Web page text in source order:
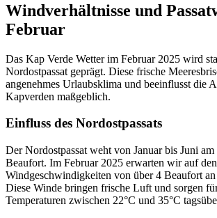
Windverhältnisse und
Februar
Das Kap Verde Wetter im Februar 2025 wird
Nordostpassat geprägt. Diese frische
angenehmes Urlaubsklima und beeinflusst die
Kapverden maßgeblich.
Einfluss des Nordostpassats
Der Nordostpassat weht von Januar bis Juni
Beaufort. Im Februar 2025 erwarten wir auf
Windgeschwindigkeiten von über 4 Beaufort an
Diese Winde bringen frische Luft und sorgen
Temperaturen zwischen 22°C und 35°C